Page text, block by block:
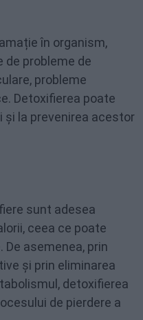
în organism,
de probleme de
probleme
Detoxifierea poate
și la prevenirea acestor
sunt adesea
ceea ce poate
asemenea, prin
și prin eliminarea
detoxifierea
de pierdere a